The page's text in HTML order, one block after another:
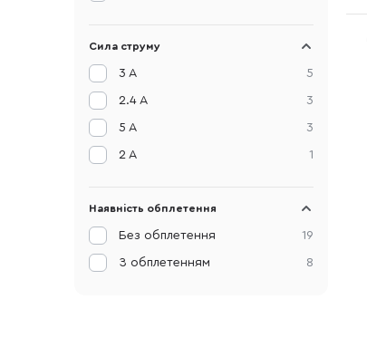
Сила струму
5
3 A
3
2.4 A
3
5 A
1
2 A
Наявність обплетення
19
Без обплетення
8
З обплетенням